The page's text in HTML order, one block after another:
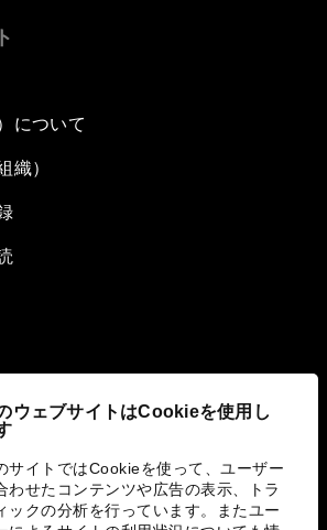
ウェブサイトはCookieを使用し
サイトではCookieを使って、ユーザー
わせたコンテンツや広告の表示、トラ
ックの分析を行っています。またユー
について
織）
の取り組み